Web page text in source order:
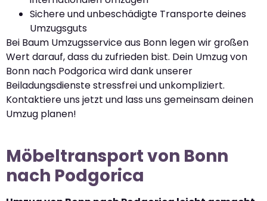
Sichere und unbeschädigte Transporte deines
Umzugsguts
Bei Baum Umzugsservice aus Bonn legen wir großen
Wert darauf, dass du zufrieden bist. Dein Umzug von
Bonn nach Podgorica wird dank unserer
Beiladungsdienste stressfrei und unkompliziert.
Kontaktiere uns jetzt und lass uns gemeinsam deinen
Umzug planen!
Möbeltransport von Bonn
nach Podgorica